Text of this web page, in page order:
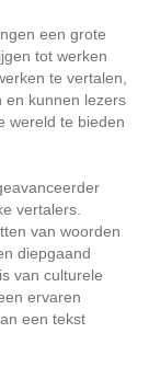
een grote
tot werken
te vertalen,
en kunnen lezers
wereld te bieden
vertalers.
van woorden
diepgaand
van culturele
ervaren
een tekst